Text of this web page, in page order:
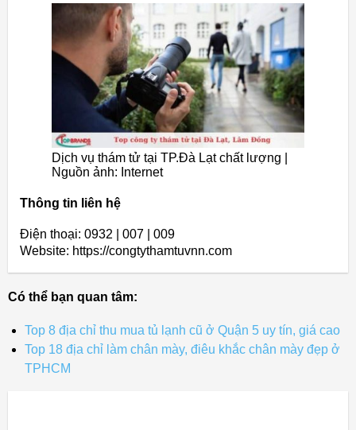
Dịch vụ thám tử tại TP.Đà Lạt chất lượng |
Nguồn ảnh: Internet
Thông tin liên hệ
Điện thoại: 0932 | 007 | 009
Website: https://congtythamtuvnn.com
Có thể bạn quan tâm:
Top 8 địa chỉ thu mua tủ lạnh cũ ở Quận 5 uy tín, giá cao
Top 18 địa chỉ làm chân mày, điêu khắc chân mày đẹp ở
TPHCM